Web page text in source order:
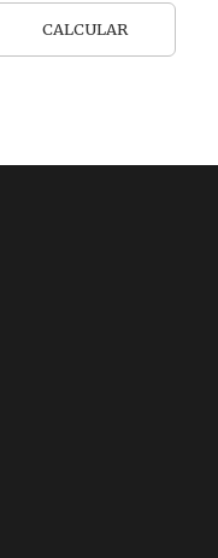
CALCULAR